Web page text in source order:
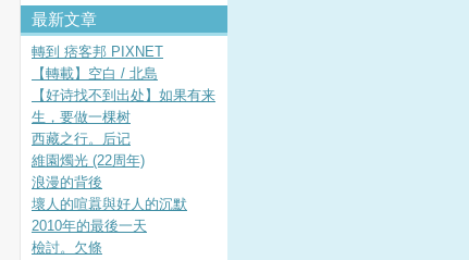
最新文章
轉到 痞客邦 PIXNET
【轉載】空白 / 北島
【好诗找不到出处】如果有来
生，要做一棵树
西藏之行。后记
維園燭光 (22周年)
浪漫的背後
壞人的喧囂與好人的沉默
2010年的最後一天
檢討。欠條